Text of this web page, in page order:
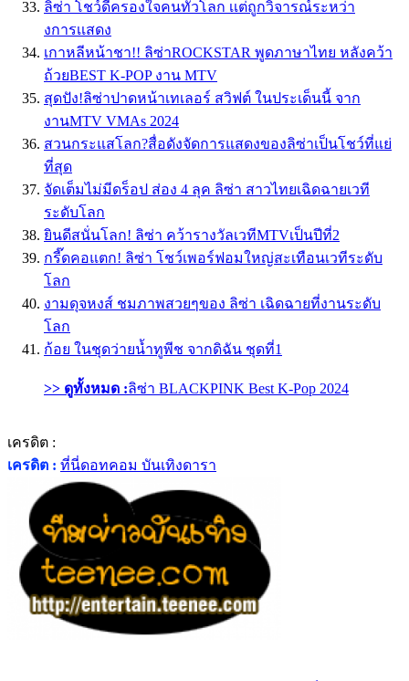
ลิซ่า โชว์ดีครองใจคนทั่วโลก เเต่ถูกวิจารณ์ระหว่า
งการเเสดง
เกาหลีหน้าชา!! ลิซ่าROCKSTAR พูดภาษาไทย หลังคว้า
ถ้วยBEST K-POP งาน MTV
สุดปัง!ลิซ่าปาดหน้าเทเลอร์ สวิฟต์ ในประเด็นนี้ จาก
งานMTV VMAs 2024
สวนกระแสโลก?สื่อดังจัดการแสดงของลิซ่าเป็นโชว์ที่แย่
ที่สุด
จัดเต็มไม่มีดร็อป ส่อง 4 ลุค ลิซ่า สาวไทยเฉิดฉายเวที
ระดับโลก
ยินดีสนั่นโลก! ลิซ่า คว้ารางวัลเวทีMTVเป็นปีที่2
กรี๊ดคอแตก! ลิซ่า โชว์เพอร์ฟอมใหญ่สะเทือนเวทีระดับ
โลก
งามดุจหงส์ ชมภาพสวยๆของ ลิซ่า เฉิดฉายที่งานระดับ
โลก
ก้อย ในชุดว่ายน้ำทูพีช จากดิฉัน ชุดที่1
>> ดูทั้งหมด :ลิซ่า BLACKPINK Best K-Pop 2024
เครดิต :
เครดิต : ที่นี่ดอทคอม บันเทิงดารา